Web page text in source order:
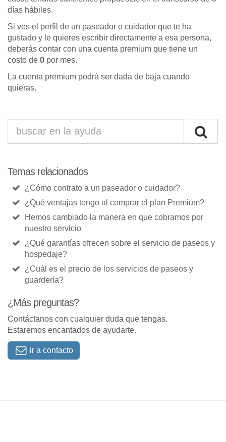
días hábiles.
Si ves el perfil de un paseador o cuidador que te ha
gustado y le quieres escribir directamente a esa persona,
deberás contar con una cuenta premium que tiene un
costo de 0 por mes.
La cuenta premium podrá ser dada de baja cuando
quieras.
Temas relacionados
¿Cómo contrato a un paseador o cuidador?
¿Qué ventajas tengo al comprar el plan Premium?
Hemos cambiado la manera en que cobramos por
nuestro servicio
¿Qué garantías ofrecen sobre el servicio de paseos y
hospedaje?
¿Cuál es el precio de los servicios de paseos y
guardería?
¿Más preguntas?
Contáctanos con cualquier duda que tengas.
Estaremos encantados de ayudarte.
ir a contacto